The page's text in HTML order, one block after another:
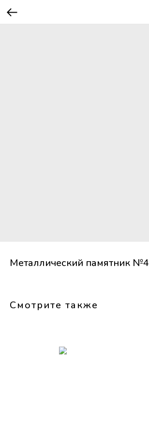
Металлический памятник №4
Смотрите также